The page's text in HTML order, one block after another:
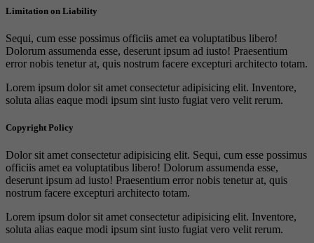
Limitation on Liability
Sequi, cum esse possimus officiis amet ea voluptatibus libero!
Dolorum assumenda esse, deserunt ipsum ad iusto! Praesentium
error nobis tenetur at, quis nostrum facere excepturi architecto totam.
Lorem ipsum dolor sit amet consectetur adipisicing elit. Inventore,
soluta alias eaque modi ipsum sint iusto fugiat vero velit rerum.
Copyright Policy
Dolor sit amet consectetur adipisicing elit. Sequi, cum esse possimus
officiis amet ea voluptatibus libero! Dolorum assumenda esse,
deserunt ipsum ad iusto! Praesentium error nobis tenetur at, quis
nostrum facere excepturi architecto totam.
Lorem ipsum dolor sit amet consectetur adipisicing elit. Inventore,
soluta alias eaque modi ipsum sint iusto fugiat vero velit rerum.